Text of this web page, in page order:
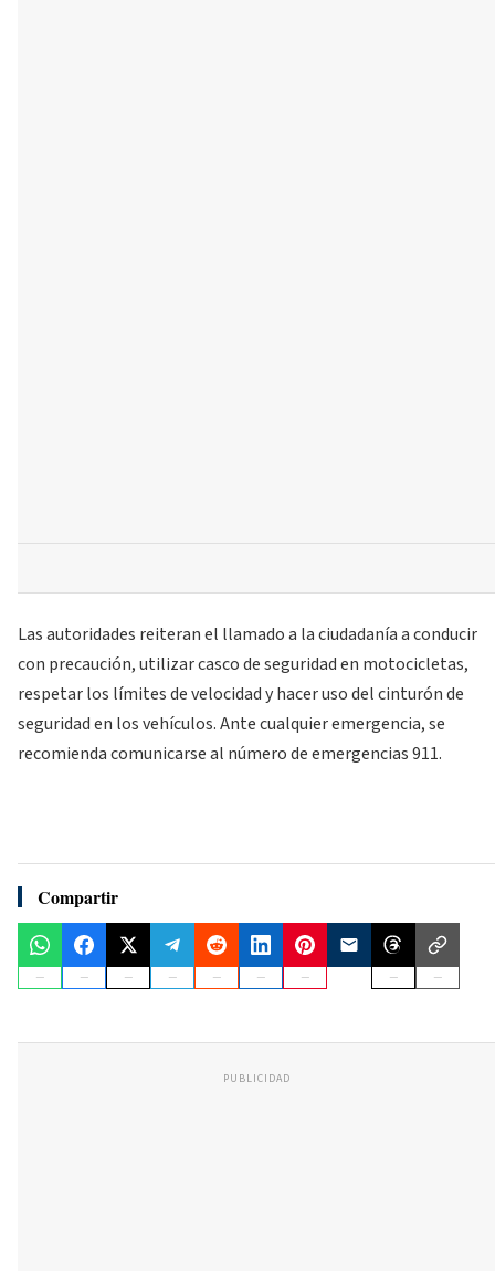
Las autoridades reiteran el llamado a la ciudadanía a conducir
con precaución, utilizar casco de seguridad en motocicletas,
respetar los límites de velocidad y hacer uso del cinturón de
seguridad en los vehículos. Ante cualquier emergencia, se
recomienda comunicarse al número de emergencias 911.
Compartir
PUBLICIDAD